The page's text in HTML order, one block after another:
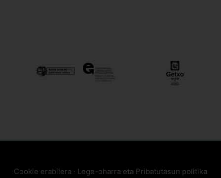
Cookie erabilera · Lege-oharra eta Pribatutasun politika